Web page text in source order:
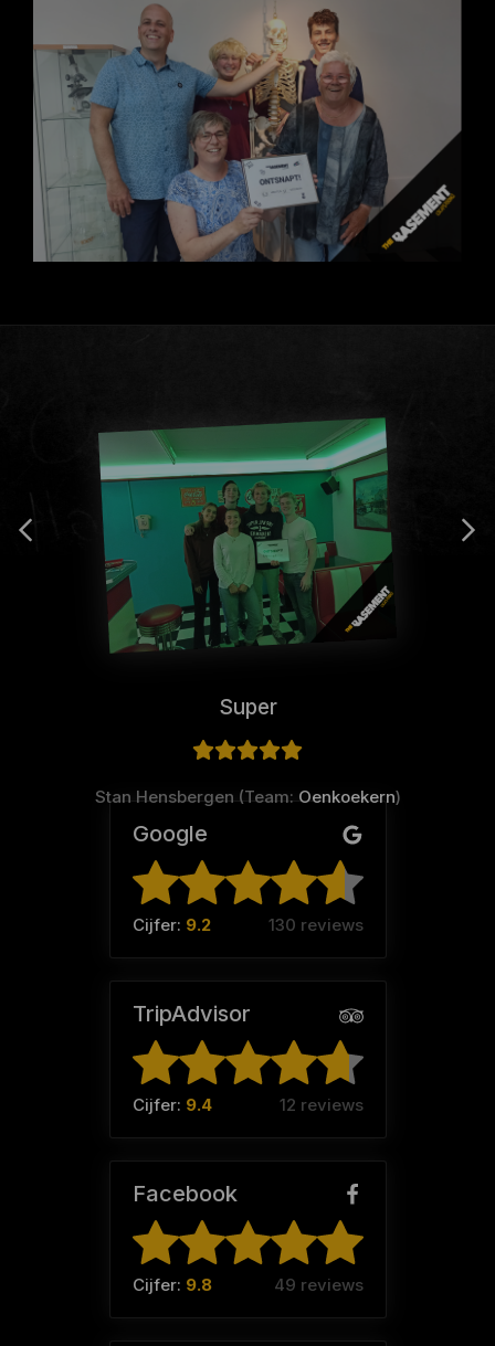
Super
Stan Hensbergen (Team: Oenkoekern)
Google
Cijfer: 9.2 130 reviews
TripAdvisor
Cijfer: 9.4 12 reviews
Facebook
Cijfer: 9.8 49 reviews